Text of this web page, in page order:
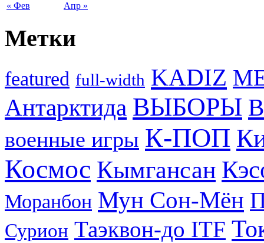
« Фев Апр »
Метки
featured full-width KADIZ
Антарктида ВЫБОРЫ
военные игры К-ПОП
Космос Кымгансан
Моранбон Мун Сон-Мён
Сурион Таэквон-до ITF